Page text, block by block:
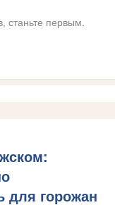
станьте первым.
для горожан